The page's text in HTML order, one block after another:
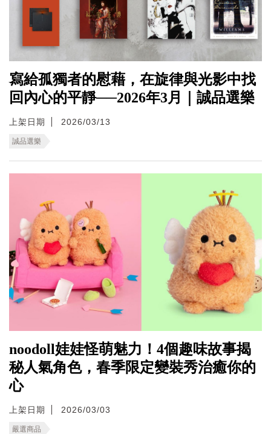
寫給孤獨者的慰藉，在旋律與光影中找
回內心的平靜──2026年3月｜誠品選樂
上架日期 2026/03/13
誠品選樂
noodoll娃娃怪萌魅力！4個趣味故事揭
秘人氣角色，春季限定變裝秀治癒你的
心
上架日期 2026/03/03
嚴選商品